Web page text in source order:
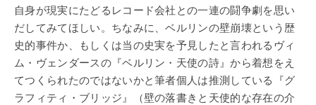
自身が現実にたどるレコード会社との一連の闘争劇を思い
だしてみてほしい。ちなみに、ベルリンの壁崩壊という歴
史的事件か、もしくは当の史実を予見したと言われるヴィ
ム・ヴェンダースの『ベルリン・天使の詩』から着想をえ
てつくられたのではないかと筆者個人は推測している『グ
ラフィティ・ブリッジ』（壁の落書きと天使的な存在の介